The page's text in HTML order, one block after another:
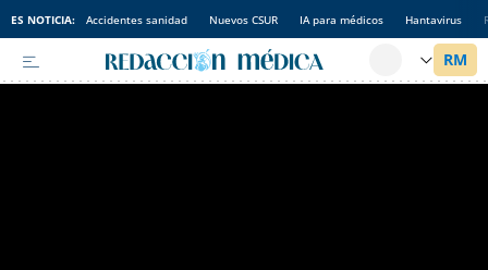
ES NOTICIA: Accidentes sanidad Nuevos CSUR IA para médicos Hantavirus